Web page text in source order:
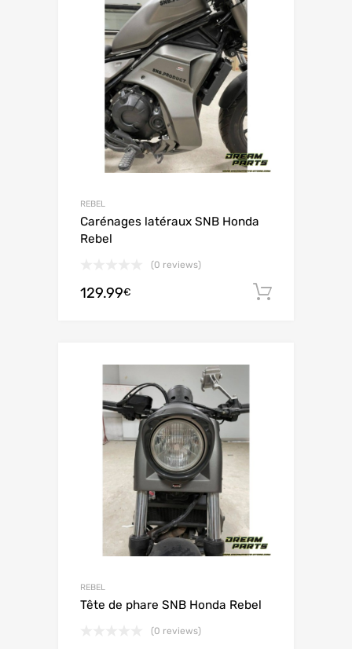
REBEL
Carénages latéraux SNB Honda
Rebel
(0 reviews)
129.99€
REBEL
Tête de phare SNB Honda Rebel
(0 reviews)